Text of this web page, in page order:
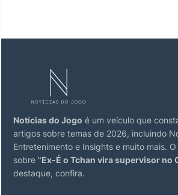
Notícias do Jogo é um veículo que
artigos sobre temas de 2026, incluindo
Entretenimento e Insights e muito mais.
sobre "Ex-É o Tchan vira supervisor no
destaque, confira.